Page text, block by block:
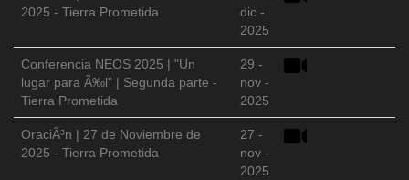
2025 - Tierra Prometida
dic -
2025
Conferencia NEOS 2025 | "Un
lugar para Ã‰l" | Segunda parte -
Tierra Prometida
29 -
nov -
2025
OraciÃ³n | 27 de Noviembre de
2025 - Tierra Prometida
27 -
nov -
2025